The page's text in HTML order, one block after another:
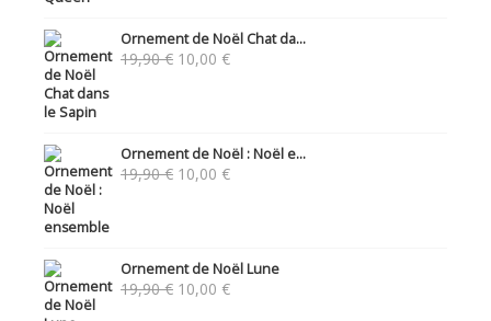
Ornement de Noël Chat da...
19,90€ Le
10,00 €Le
Ornement de Noël : Noël e...
19,90€ Le
10,00 €Le
Ornement de Noël Lune
19,90€ Le
10,00 €Le